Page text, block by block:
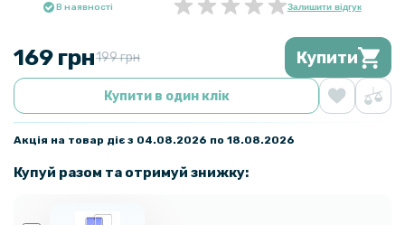
В наявності Залишити відгук
169 грн199 грн Купити
Купити в один клік
Акція на товар діє з 04.08.2026 по 18.08.2026
Купуй разом та отримуй знижку: